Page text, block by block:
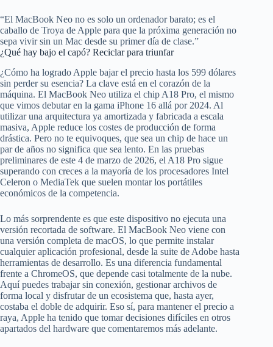
“El MacBook Neo no es solo un ordenador barato; es el
caballo de Troya de Apple para que la próxima generación no
sepa vivir sin un Mac desde su primer día de clase.”
¿Qué hay bajo el capó? Reciclar para triunfar
¿Cómo ha logrado Apple bajar el precio hasta los 599 dólares
sin perder su esencia? La clave está en el corazón de la
máquina. El MacBook Neo utiliza el chip A18 Pro, el mismo
que vimos debutar en la gama iPhone 16 allá por 2024. Al
utilizar una arquitectura ya amortizada y fabricada a escala
masiva, Apple reduce los costes de producción de forma
drástica. Pero no te equivoques, que sea un chip de hace un
par de años no significa que sea lento. En las pruebas
preliminares de este 4 de marzo de 2026, el A18 Pro sigue
superando con creces a la mayoría de los procesadores Intel
Celeron o MediaTek que suelen montar los portátiles
económicos de la competencia.
Lo más sorprendente es que este dispositivo no ejecuta una
versión recortada de software. El MacBook Neo viene con
una versión completa de macOS, lo que permite instalar
cualquier aplicación profesional, desde la suite de Adobe hasta
herramientas de desarrollo. Es una diferencia fundamental
frente a ChromeOS, que depende casi totalmente de la nube.
Aquí puedes trabajar sin conexión, gestionar archivos de
forma local y disfrutar de un ecosistema que, hasta ayer,
costaba el doble de adquirir. Eso sí, para mantener el precio a
raya, Apple ha tenido que tomar decisiones difíciles en otros
apartados del hardware que comentaremos más adelante.